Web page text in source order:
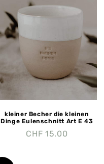
kleiner Becher die kleinen
Dinge Eulenschnitt Art E 43
CHF 15.00